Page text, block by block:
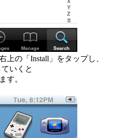
上の「Install」をタップし、
ていくと
す。